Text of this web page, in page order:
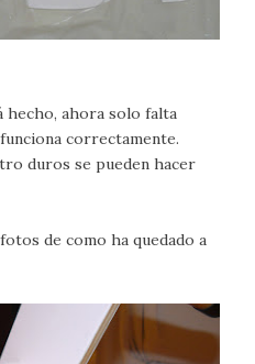
hecho, ahora solo falta
correctamente.
duros se pueden hacer
de como ha quedado a